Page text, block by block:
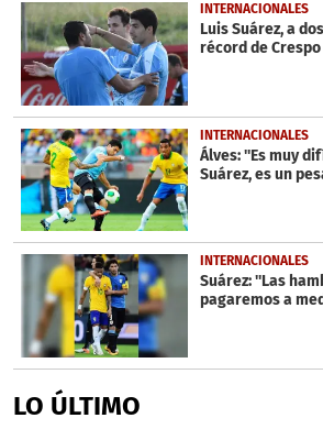
INTERNACIONALES
Luis Suárez, a
récord de
INTERNACIONALES
Álves: ''Es muy
Suárez, es un
INTERNACIONALES
Suárez: ''Las
pagaremos a
LO ÚLTIMO